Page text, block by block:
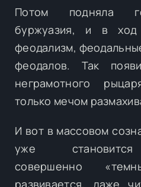
Потом подняла
буржуазия, и в
феодализм,
феодалов. Так
неграмотного
только мечом
И вот в массовом
уже становится
совершенно
развивается, даже